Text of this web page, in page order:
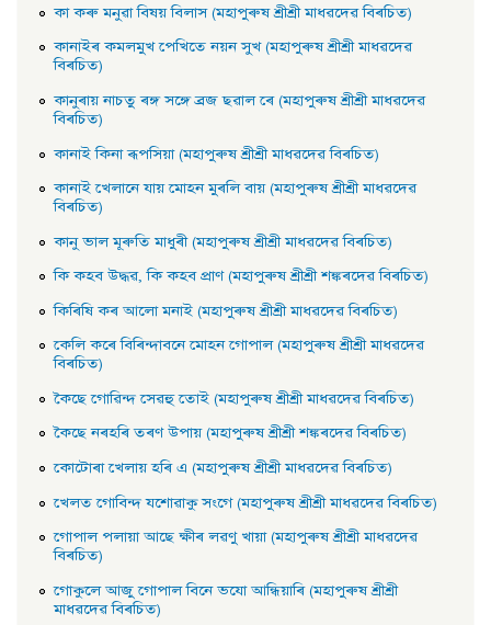
কা কৰু মনুৱা বিষয় বিলাস (মহাপুৰুষ শ্ৰীশ্ৰী মাধৱদেৱ বিৰচিত)
কানাইৰ কমলমুখ পেখিতে নয়ন সুখ (মহাপুৰুষ শ্ৰীশ্ৰী মাধৱদেৱ
বিৰচিত)
কানুৰায় নাচতু ৰঙ্গ সঙ্গে ব্রজ ছৱাল ৰে (মহাপুৰুষ শ্ৰীশ্ৰী মাধৱদেৱ
বিৰচিত)
কানাই কিনা ৰূপসিয়া (মহাপুৰুষ শ্ৰীশ্ৰী মাধৱদেৱ বিৰচিত)
কানাই খেলানে যায় মােহন মুৰলি বায় (মহাপুৰুষ শ্ৰীশ্ৰী মাধৱদেৱ
বিৰচিত)
কানু ভাল মূৰুতি মাধুৰী (মহাপুৰুষ শ্ৰীশ্ৰী মাধৱদেৱ বিৰচিত)
কি কহব উদ্ধৱ, কি কহব প্রাণ (মহাপুৰুষ শ্ৰীশ্ৰী শঙ্কৰদেৱ বিৰচিত)
কিৰিষি কৰ আলাে মনাই (মহাপুৰুষ শ্ৰীশ্ৰী মাধৱদেৱ বিৰচিত)
কেলি কৰে বিৰিন্দাবনে মােহন গােপাল (মহাপুৰুষ শ্ৰীশ্ৰী মাধৱদেৱ
বিৰচিত)
কৈছে গােৱিন্দ সেৱহু তােই (মহাপুৰুষ শ্ৰীশ্ৰী মাধৱদেৱ বিৰচিত)
কৈছে নৰহৰি তৰণ উপায় (মহাপুৰুষ শ্ৰীশ্ৰী শঙ্কৰদেৱ বিৰচিত)
কোটোৰা খেলায় হৰি এ (মহাপুৰুষ শ্ৰীশ্ৰী মাধৱদেৱ বিৰচিত)
খেলত গোবিন্দ যশোৱাকু সংগে (মহাপুৰুষ শ্ৰীশ্ৰী মাধৱদেৱ বিৰচিত)
গােপাল পলায়া আছে ক্ষীৰ লৱণু খায়া (মহাপুৰুষ শ্ৰীশ্ৰী মাধৱদেৱ
বিৰচিত)
গােকুলে আজু গােপাল বিনে ভযাে আন্ধিয়াৰি (মহাপুৰুষ শ্ৰীশ্ৰী
মাধৱদেৱ বিৰচিত)